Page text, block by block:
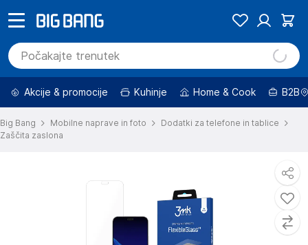
Akcije & promocije Kuhinje Home & Cook B2B
Big Bang Mobilne naprave in foto
Dodatki za telefone in tablice
Zaščita zaslona